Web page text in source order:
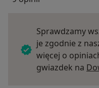
Sprawdzamy
je zgodnie z
więcej o
gwiazdek na